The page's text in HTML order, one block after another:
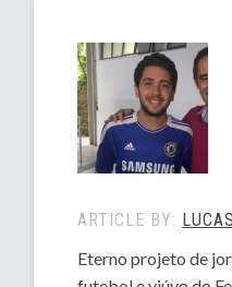
ARTICLE BY:
Eterno projeto de